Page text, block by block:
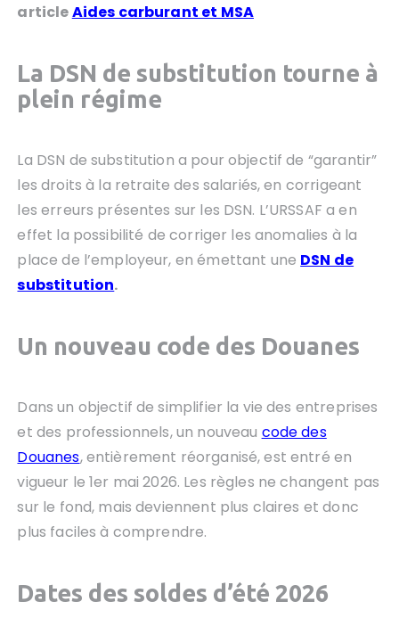
articleAides carburant et MSA
La DSN de substitution tourne à
plein régime
La DSN de substitution a pour objectif de “garantir”
les droits à la retraite des salariés, en corrigeant
les erreurs présentes sur les DSN. L’URSSAF a en
effet la possibilité de corriger les anomalies à la
place de l’employeur, en émettant une DSN de
substitution.
Un nouveau code des Douanes
Dans un objectif de simplifier la vie des entreprises
et des professionnels, un nouveau code des
Douanes, entièrement réorganisé, est entré en
vigueur le 1er mai 2026. Les règles ne changent pas
sur le fond, mais deviennent plus claires et donc
plus faciles à comprendre.
Dates des soldes d’été 2026